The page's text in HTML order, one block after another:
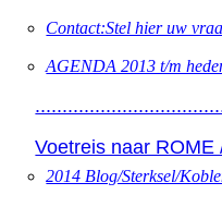
Contact:Stel hier uw
AGENDA 2013 t/m
Voetreis naar
2014 Blog/Sterksel/